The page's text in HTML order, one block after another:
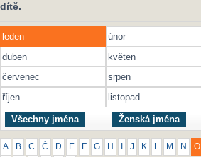
dítě.
leden únor
duben
květen
červenec
srpen
říjen
listopad
Všechny jména Ženská jména
A B C Č D E F G H J K M N O